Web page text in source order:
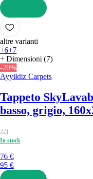
AGGIUNGI
altre varianti
+6+7
+ Dimensioni (7)
-20%
Ayyildiz Carpets
Tappeto Sky
basso, grigio,
(7)
In stock
76 €
95 €